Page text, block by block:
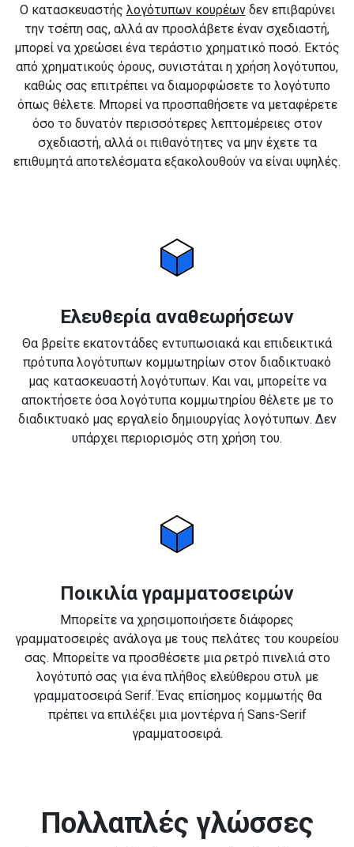
Ο κατασκευαστής λογότυπων κουρέωνδεν επιβαρύνει
την τσέπη σας, αλλά αν προσλάβετε έναν σχεδιαστή,
μπορεί να χρεώσει ένα τεράστιο χρηματικό ποσό. Εκτός
από χρηματικούς όρους, συνιστάται η χρήση λογότυπου,
καθώς σας επιτρέπει να διαμορφώσετε το λογότυπο
όπως θέλετε. Μπορεί να προσπαθήσετε να μεταφέρετε
όσο το δυνατόν περισσότερες λεπτομέρειες στον
σχεδιαστή, αλλά οι πιθανότητες να μην έχετε τα
επιθυμητά αποτελέσματα εξακολουθούν να είναι υψηλές.
Ελευθερία αναθεωρήσεων
Θα βρείτε εκατοντάδες εντυπωσιακά και επιδεικτικά
πρότυπα λογότυπων κομμωτηρίων στον διαδικτυακό
μας κατασκευαστή λογότυπων. Και ναι, μπορείτε να
αποκτήσετε όσα λογότυπα κομμωτηρίου θέλετε με το
διαδικτυακό μας εργαλείο δημιουργίας λογότυπων. Δεν
υπάρχει περιορισμός στη χρήση του.
Ποικιλία γραμματοσειρών
Μπορείτε να χρησιμοποιήσετε διάφορες
γραμματοσειρές ανάλογα με τους πελάτες του κουρείου
σας. Μπορείτε να προσθέσετε μια ρετρό πινελιά στο
λογότυπό σας για ένα πλήθος ελεύθερου στυλ με
γραμματοσειρά Serif. Ένας επίσημος κομμωτής θα
πρέπει να επιλέξει μια μοντέρνα ή Sans-Serif
γραμματοσειρά.
Πολλαπλές γλώσσες